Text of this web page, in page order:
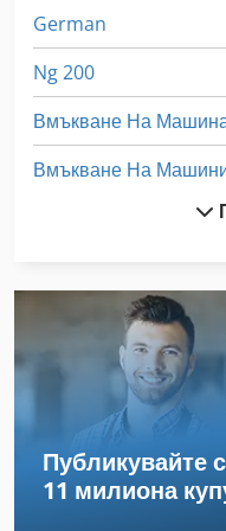
German
Ng 200
Вмъкване На
Вмъкване На
Гумено Транспортна
Място На
Намаляване На
Пред Слайд
Претеглят Се
Производител На
Публикувайте
11 милиона